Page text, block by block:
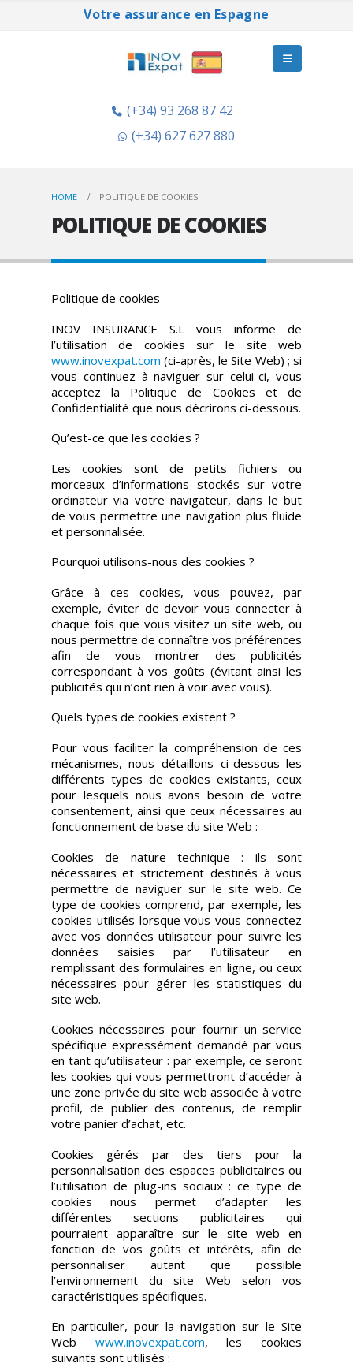
Votre assurance en Espagne
(+34) 93 268 87 42
(+34) 627 627 880
HOME POLITIQUE DE COOKIES
POLITIQUE DE COOKIES
Politique de cookies
INOV INSURANCE S.L vous informe de
l’utilisation de cookies sur le site web
www.inovexpat.com (ci-après, le Site Web) ; si
vous continuez à naviguer sur celui-ci, vous
acceptez la Politique de Cookies et de
Confidentialité que nous décrirons ci-dessous.
Qu’est-ce que les cookies ?
Les cookies sont de petits fichiers ou
morceaux d’informations stockés sur votre
ordinateur via votre navigateur, dans le but
de vous permettre une navigation plus fluide
et personnalisée.
Pourquoi utilisons-nous des cookies ?
Grâce à ces cookies, vous pouvez, par
exemple, éviter de devoir vous connecter à
chaque fois que vous visitez un site web, ou
nous permettre de connaître vos préférences
afin de vous montrer des publicités
correspondant à vos goûts (évitant ainsi les
publicités qui n’ont rien à voir avec vous).
Quels types de cookies existent ?
Pour vous faciliter la compréhension de ces
mécanismes, nous détaillons ci-dessous les
différents types de cookies existants, ceux
pour lesquels nous avons besoin de votre
consentement, ainsi que ceux nécessaires au
fonctionnement de base du site Web :
Cookies de nature technique : ils sont
nécessaires et strictement destinés à vous
permettre de naviguer sur le site web. Ce
type de cookies comprend, par exemple, les
cookies utilisés lorsque vous vous connectez
avec vos données utilisateur pour suivre les
données saisies par l’utilisateur en
remplissant des formulaires en ligne, ou ceux
nécessaires pour gérer les statistiques du
site web.
Cookies nécessaires pour fournir un service
spécifique expressément demandé par vous
en tant qu’utilisateur : par exemple, ce seront
les cookies qui vous permettront d’accéder à
une zone privée du site web associée à votre
profil, de publier des contenus, de remplir
votre panier d’achat, etc.
Cookies gérés par des tiers pour la
personnalisation des espaces publicitaires ou
l’utilisation de plug-ins sociaux : ce type de
cookies nous permet d’adapter les
différentes sections publicitaires qui
pourraient apparaître sur le site web en
fonction de vos goûts et intérêts, afin de
personnaliser autant que possible
l’environnement du site Web selon vos
caractéristiques spécifiques.
En particulier, pour la navigation sur le Site
Web www.inovexpat.com, les cookies
suivants sont utilisés :